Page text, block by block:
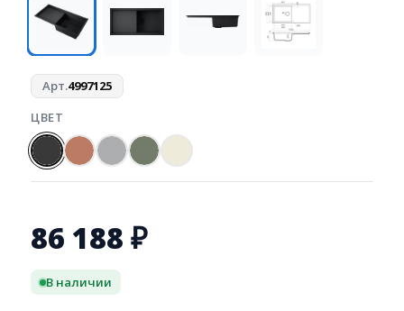
Арт.4997125
ЦВЕТ
86 188 ₽
В наличии